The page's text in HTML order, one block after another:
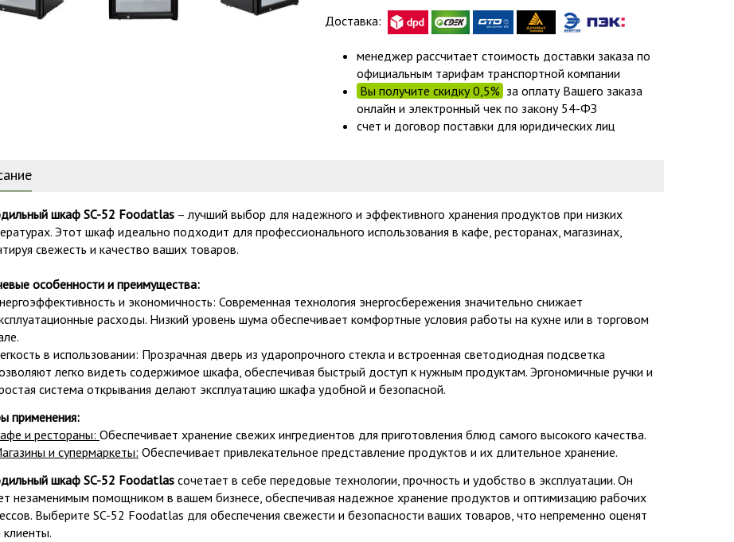
Доставка:
менеджер рассчитает стоимость доставки заказа по
официальным тарифам транспортной компании
Вы получите скидку 0,5% за оплату Вашего заказа
онлайн и электронный чек по закону 54-ФЗ
счет и договор поставки для юридических лиц
шкаф SC-52 Foodatlas – лучший выбор для надежного и эффективного хранения продуктов при низких
Этот шкаф идеально подходит для профессионального использования в кафе, ресторанах, магазинах,
свежесть и качество ваших товаров.
особенности и преимущества:
и экономичность: Современная технология энергосбережения значительно снижает
расходы. Низкий уровень шума обеспечивает комфортные условия работы на кухне или в торговом
в использовании: Прозрачная дверь из ударопрочного стекла и встроенная светодиодная подсветка
легко видеть содержимое шкафа, обеспечивая быстрый доступ к нужным продуктам. Эргономичные ручки и
система открывания делают эксплуатацию шкафа удобной и безопасной.
применения:
и рестораны: Обеспечивает хранение свежих ингредиентов для приготовления блюд самого высокого качества.
и супермаркеты: Обеспечивает привлекательное представление продуктов и их длительное хранение.
шкаф SC-52 Foodatlas сочетает в себе передовые технологии, прочность и удобство в эксплуатации. Он
незаменимым помощником в вашем бизнесе, обеспечивая надежное хранение продуктов и оптимизацию рабочих
Выберите SC-52 Foodatlas для обеспечения свежести и безопасности ваших товаров, что непременно оценят